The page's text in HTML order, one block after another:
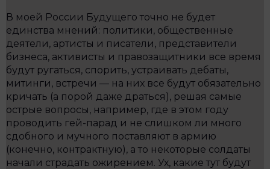
В моей России Будущего точно не будет
единства мнений: политики, общественные
деятели, артисты и писатели, представители
бизнеса, активисты и правозащитники все время
будут ругаться, спорить, устраивать дебаты,
митинги, встречи — на них все будут обязательно
кричать (а порой даже драться), решая самые
острые вопросы, например, где в этом году
проводить гей-парад и не слишком ли много
сдобного и мучного поставляют в армию
(конечно, контрактную), а то некоторые солдаты
начали страдать ожирением. Ух, какие тут будут